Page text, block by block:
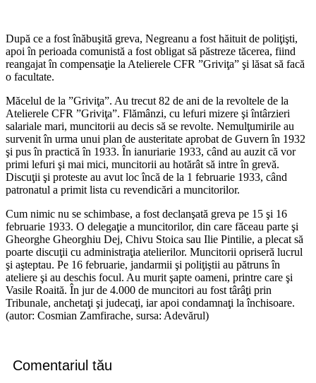
După ce a fost înăbuşită greva, Negreanu a fost hăituit de poliţişti,
apoi în perioada comunistă a fost obligat să păstreze tăcerea, fiind
reangajat în compensaţie la Atelierele CFR ”Griviţa” şi lăsat să facă
o facultate.
Măcelul de la ”Griviţa”. Au trecut 82 de ani de la revoltele de la
Atelierele CFR ”Griviţa”. Flămânzi, cu lefuri mizere şi întârzieri
salariale mari, muncitorii au decis să se revolte. Nemulţumirile au
survenit în urma unui plan de austeritate aprobat de Guvern în 1932
şi pus în practică în 1933. În ianuriarie 1933, când au auzit că vor
primi lefuri şi mai mici, muncitorii au hotărât să intre în grevă.
Discuţii şi proteste au avut loc încă de la 1 februarie 1933, când
patronatul a primit lista cu revendicări a muncitorilor.
Cum nimic nu se schimbase, a fost declanşată greva pe 15 şi 16
februarie 1933. O delegaţie a muncitorilor, din care făceau parte şi
Gheorghe Gheorghiu Dej, Chivu Stoica sau Ilie Pintilie, a plecat să
poarte discuţii cu administraţia atelierilor. Muncitorii opriseră lucrul
şi aşteptau. Pe 16 februarie, jandarmii şi poliţiştii au pătruns în
ateliere şi au deschis focul. Au murit şapte oameni, printre care şi
Vasile Roaită. În jur de 4.000 de muncitori au fost târâţi prin
Tribunale, anchetaţi şi judecaţi, iar apoi condamnaţi la închisoare.
(autor: Cosmian Zamfirache, sursa: Adevărul)
Comentariul tău